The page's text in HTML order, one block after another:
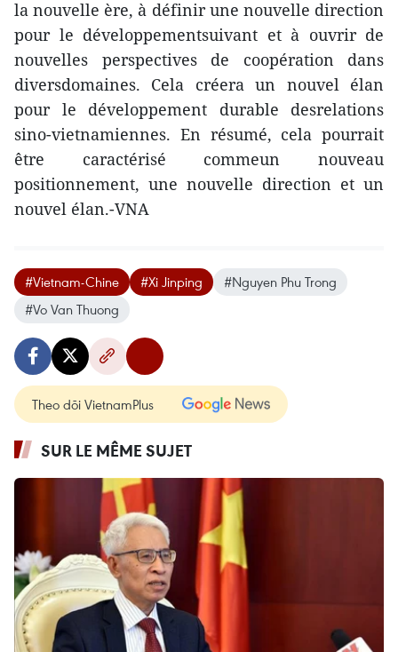
la nouvelle ère, à définir une nouvelle direction
pour le développementsuivant et à ouvrir de
nouvelles perspectives de coopération dans
diversdomaines. Cela créera un nouvel élan
pour le développement durable desrelations
sino-vietnamiennes. En résumé, cela pourrait
être caractérisé commeun nouveau
positionnement, une nouvelle direction et un
nouvel élan.-VNA
#Vietnam-Chine #Xi Jinping
#Nguyen Phu Trong
#Vo Van Thuong
Theo dõi VietnamPlus
SUR LE MÊME SUJET